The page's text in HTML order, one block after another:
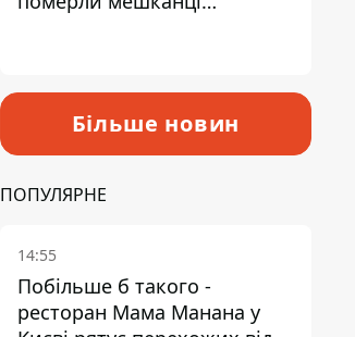
Більше новин
ПОПУЛЯРНЕ
14:55
Побільше б такого -
ресторан Мама Манана у